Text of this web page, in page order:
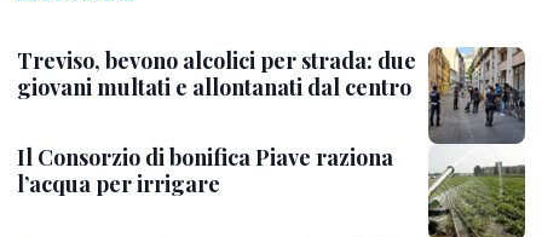
Treviso, bevono alcolici per strada: due
giovani multati e allontanati dal centro
Il Consorzio di bonifica Piave raziona
l’acqua per irrigare